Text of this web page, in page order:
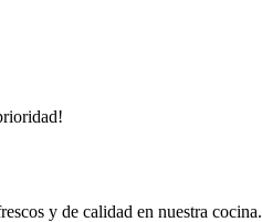
y de calidad en nuestra cocina.